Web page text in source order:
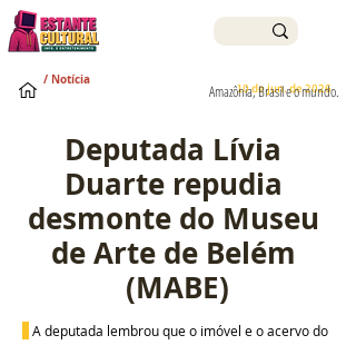
10 de jun. de 2026
Amazônia, Brasil e o mundo.
/ Notícia
Deputada Lívia
Duarte repudia
desmonte do Museu
de Arte de Belém
(MABE)
A deputada lembrou que o imóvel e o acervo do